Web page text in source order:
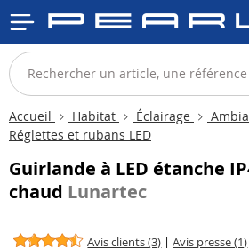
Accueil Habitat Éclairage
Réglettes et rubans LED
Guirlande à LED étanche
chaud Lunartec
Avis clients (3) |Avis presse (1)